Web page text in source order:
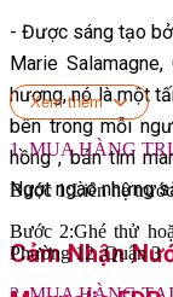
- Được sáng tạo
Marie
hương, nó là một
bên trong mỗi
hồng , bản tím
Ngọt ngào nhưng
Cảm Nhận
Xem thêm
1. MUA HÀNG
Bước 1:Liên hệ
Bước 2:Ghé thử
Phường 12 ,Quận 3